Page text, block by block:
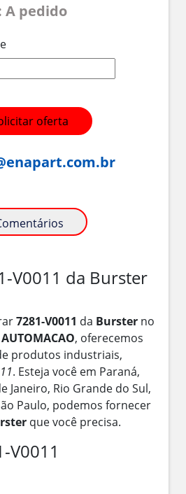
A pedido
oferta
V0011 da Burster
7281-V0011 da Burster no
, oferecemos
produtos industriais,
. Esteja você em Paraná,
Janeiro, Rio Grande do Sul,
Paulo, podemos fornecer
que você precisa.
V0011